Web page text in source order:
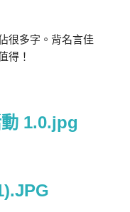
很多字。背名言佳
得！
1.0.jpg